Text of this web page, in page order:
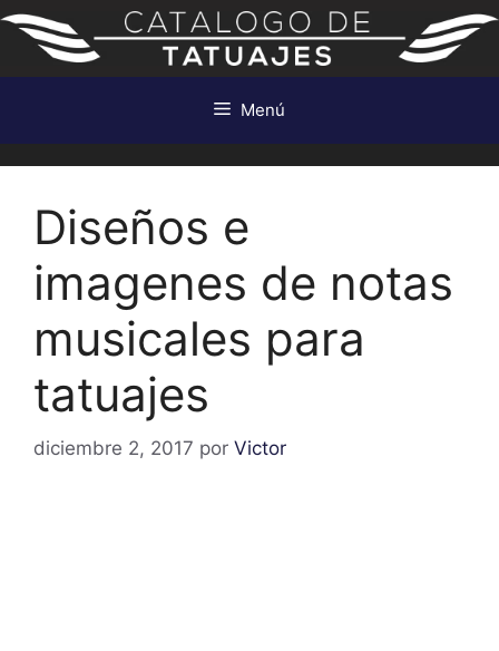
Saltar
contenido
Menú
Diseños e
imagenes de notas
musicales para
tatuajes
diciembre 2, 2017 por Victor